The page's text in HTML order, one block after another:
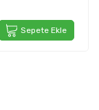
Sepete Ekle